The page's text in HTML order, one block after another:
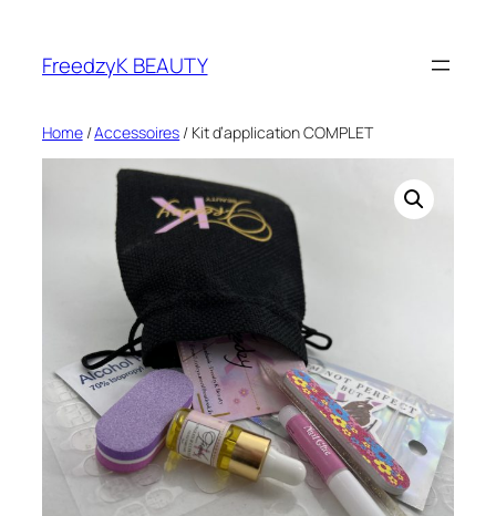
FreedzyK BEAUTY
Home/Accessoires / Kit d’application COMPLET